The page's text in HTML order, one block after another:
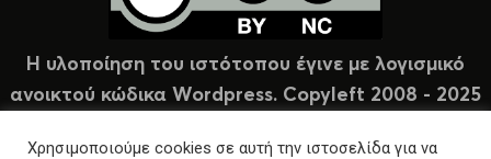
Η υλοποίηση του ιστότοπου έγινε με λογισμικό
ανοικτού κώδικα Wordpress. Copyleft 2008 - 2025
Χρησιμοποιούμε cookies σε αυτή την ιστοσελίδα για να